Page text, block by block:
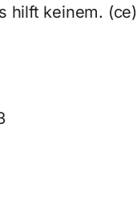
hilft keinem. (ce)